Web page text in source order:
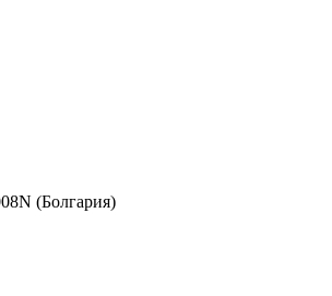
(Болгария)